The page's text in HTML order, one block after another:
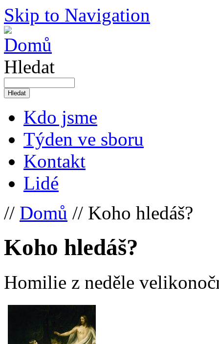
Skip to Navigation
Hledat
Kdo jsme
Týden ve sboru
Kontakt
Lidé
// Domů // Koho hledáš?
Koho hledáš?
Homilie z neděle